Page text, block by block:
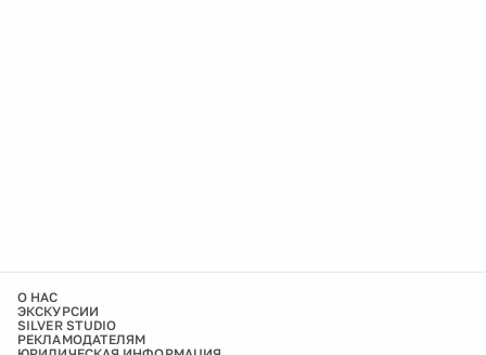
О НАС
ЭКСКУРСИИ
SILVER STUDIO
РЕКЛАМОДАТЕЛЯМ